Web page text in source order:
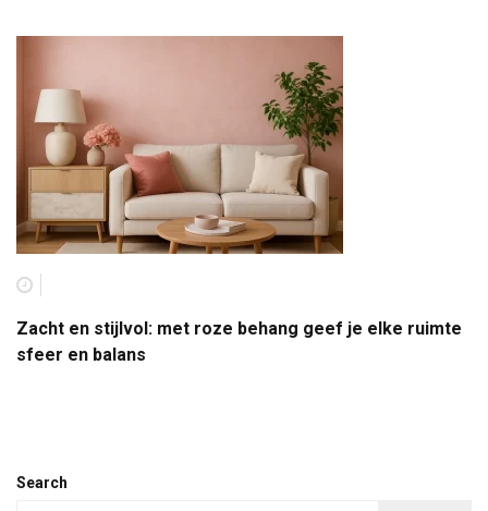
Zacht en stijlvol: met roze behang geef je elke ruimte
sfeer en balans
Search